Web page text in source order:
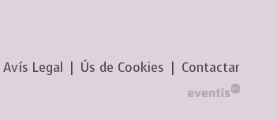
Avís Legal | Ús de Cookies | Contactar